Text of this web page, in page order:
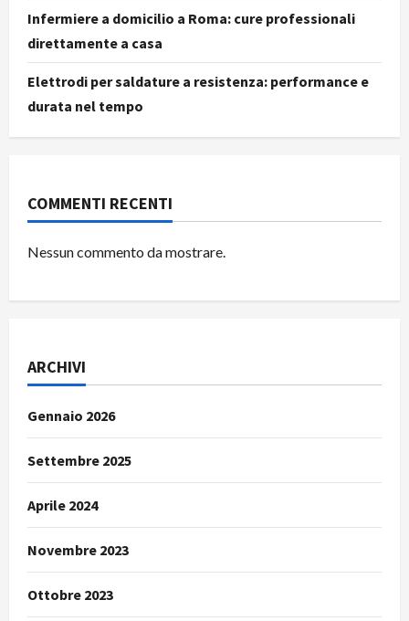
Infermiere a domicilio a Roma: cure professionali
direttamente a casa
Elettrodi per saldature a resistenza: performance e
durata nel tempo
COMMENTI RECENTI
Nessun commento da mostrare.
ARCHIVI
Gennaio 2026
Settembre 2025
Aprile 2024
Novembre 2023
Ottobre 2023